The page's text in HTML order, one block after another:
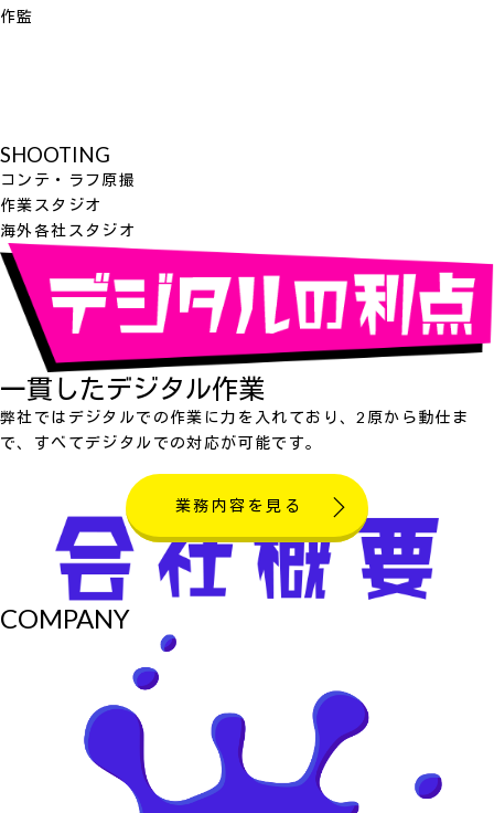
作監
SHOOTING
コンテ・ラフ原撮
作業スタジオ
海外各社スタジオ
一貫したデジタル作業
弊社ではデジタルでの作業に力を入れており、2原から動仕ま
で、すべてデジタルでの対応が可能です。
業務内容を見る
COMPANY